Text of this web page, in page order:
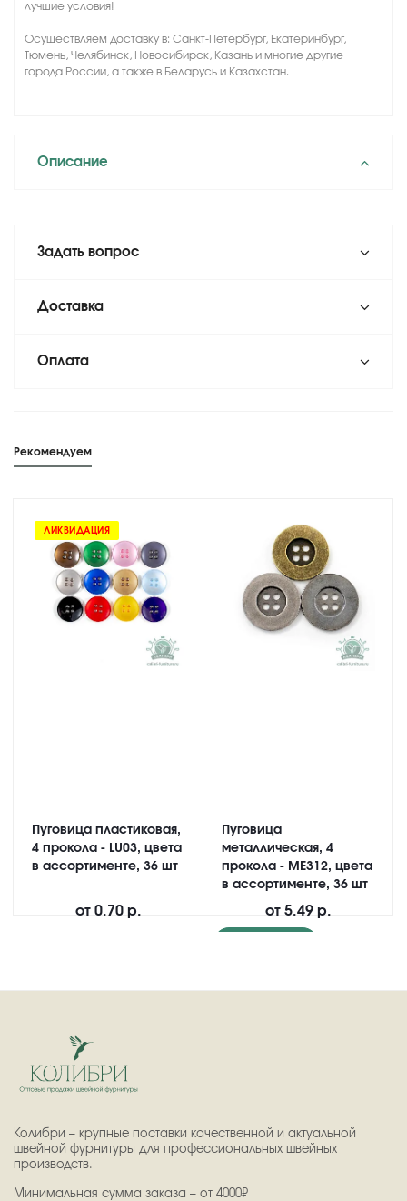
лучшие условия!
Осуществляем доставку в: Санкт-Петербург, Екатеринбург,
Тюмень, Челябинск, Новосибирск, Казань и многие другие
города России, а также в Беларусь и Казахстан.
Описание
Задать вопрос
Доставка
Оплата
Рекомендуем
ЛИКВИДАЦИЯ
Пуговица пластиковая,
4 прокола - LU03, цвета
в ассортименте, 36 шт
от 0.70 р.
Пуговица
металлическая, 4
прокола - ME312, цвета
в ассортименте, 36 шт
от 5.49 р.
Колибри – крупные поставки качественной и актуальной
швейной фурнитуры для профессиональных швейных
производств.
Минимальная сумма заказа – от 4000₽